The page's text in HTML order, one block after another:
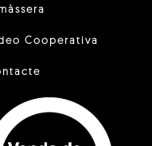
Cooperativa